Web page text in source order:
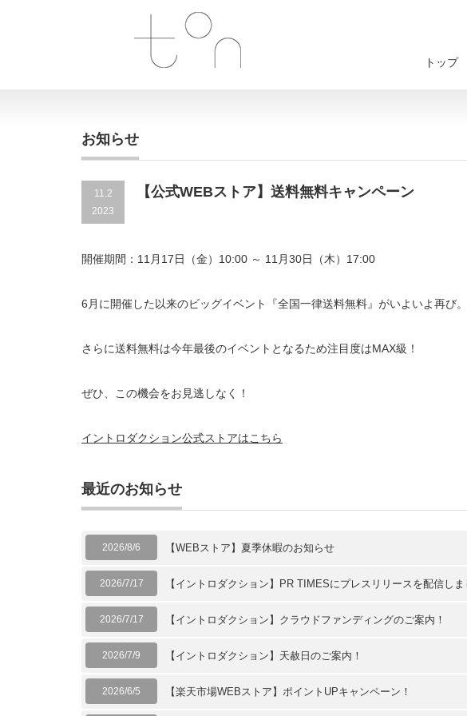
トップ
お知らせ
11.2
2023
【公式WEBストア】送料無料キャンペーン
開催期間：11月17日（金）10:00 ～ 11月30日（木）17:00
6月に開催した以来のビッグイベント『全国一律送料無料』がいよいよ再び。
さらに送料無料は今年最後のイベントとなるため注目度はMAX級！
ぜひ、この機会をお見逃しなく！
イントロダクション公式ストアはこちら
最近のお知らせ
2026/8/6 【WEBストア】夏季休暇のお知らせ
2026/7/17 【イントロダクション】PR TIMESにプレスリリースを配信しま
2026/7/17 【イントロダクション】クラウドファンディングのご案内！
2026/7/9 【イントロダクション】天赦日のご案内！
2026/6/5 【楽天市場WEBストア】ポイントUPキャンペーン！